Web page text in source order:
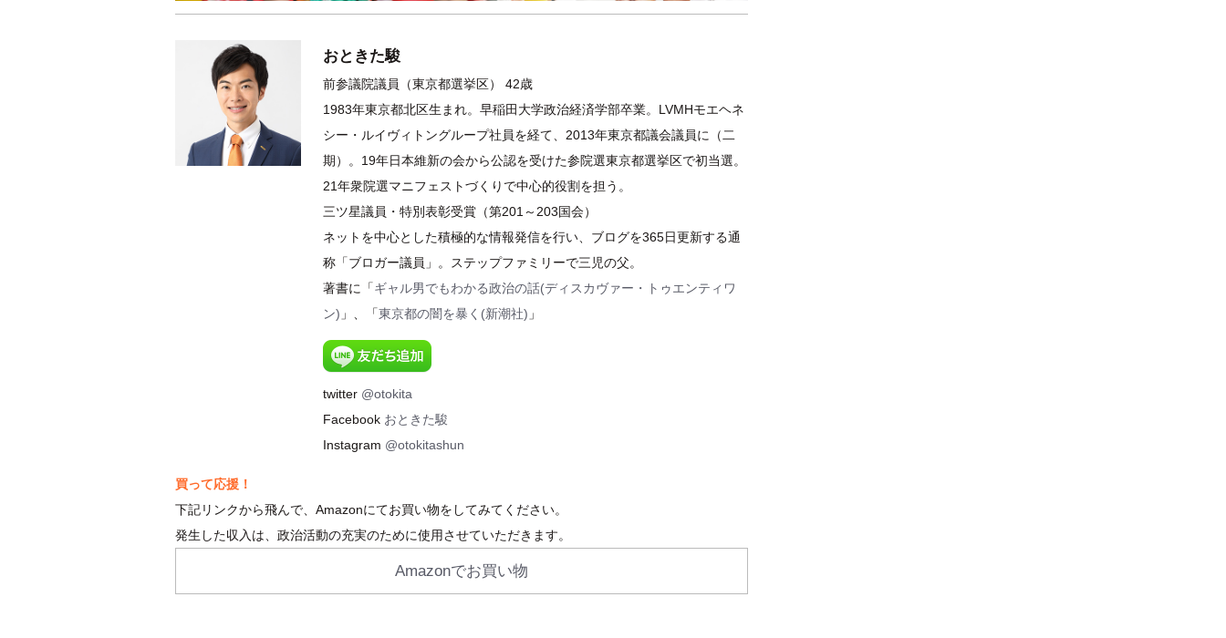
おときた駿
前参議院議員（東京都選挙区） 42歳
1983年東京都北区生まれ。早稲田大学政治経済学部卒業。LVMHモエヘネ
シー・ルイヴィトングループ社員を経て、2013年東京都議会議員に（二
期）。19年日本維新の会から公認を受けた参院選東京都選挙区で初当選。
21年衆院選マニフェストづくりで中心的役割を担う。
三ツ星議員・特別表彰受賞（第201～203国会）
ネットを中心とした積極的な情報発信を行い、ブログを365日更新する通
称「ブロガー議員」。ステップファミリーで三児の父。
著書に「ギャル男でもわかる政治の話(ディスカヴァー・トゥエンティワ
ン) 」、「東京都の闇を暴く(新潮社) 」
twitter @otokita
Facebook おときた駿
Instagram @otokitashun
買って応援！
下記リンクから飛んで、Amazonにてお買い物をしてみてください。
発生した収入は、政治活動の充実のために使用させていただきます。
Amazonでお買い物